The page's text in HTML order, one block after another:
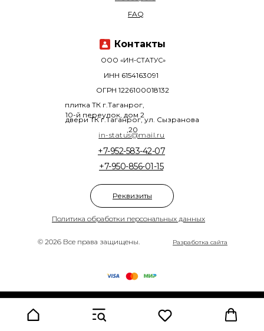
© 2026 Все права защищены.
Политика обработки персональных данных
+7-950-856-01-15
+7-952-583-42-07
ООО «ИН-СТАТУС»
плитка ТК г.Таганрог,
10-й переулок, дом 2
двери ТК г.Таганрог, ул. Сызранова
,20
ОГРН 1226100018132
ИНН 6154163091
Разработка сайта
FAQ
in-status@mail.ru
Контакты
Реквизиты
Made on Tilda